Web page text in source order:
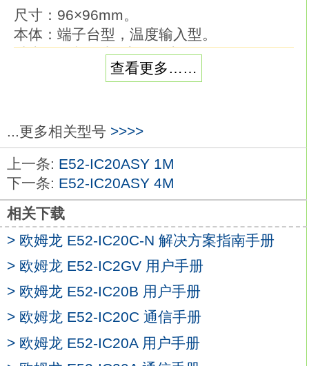
尺寸：96×96mm。
本体：端子台型，温度输入型。
种类：控制输出1点型（电源AC100～240V
控制模式：标准或加热冷却欧姆龙E52-
IC20ASY 2M。
辅助输出点数：3点。
加热器用断线、SSR故障、加热器过电流检
测功能/ES1B用电源：--
事件输入点数：--。
传送输出：可传送输出（使用控制输出）。
通信：RS-485。
96mm、48×96mm见方的通用温控器已升
指示精度提升、增加了预防维护功能，性能
进一步提升。
增加PV/SV状态显示功能，方便查看温控器
查看更多……
...更多相关型号 >>>>
上一条: E52-IC20ASY 1M
下一条: E52-IC20ASY 4M
相关下载
> 欧姆龙 E52-IC20C-N 解决方案指南手册
> 欧姆龙 E52-IC2GV 用户手册
> 欧姆龙 E52-IC20B 用户手册
> 欧姆龙 E52-IC20C 通信手册
> 欧姆龙 E52-IC20A 用户手册